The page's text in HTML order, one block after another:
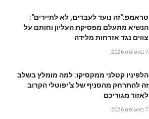
טראמפ:"זה נועד לעבדים, לא לתיירים":
הנשיא מתעלם מפסיקת העליון וחותם על
צווים נגד אזרחות מלידה
7 באוגוסט 2026
הלפיניו קטלני ממקסיקו: למה מומלץ בשלב
זה להתרחק מהסניף של צ'יפוטלי הקרוב
לאזור מגוריכם
7 באוגוסט 2026